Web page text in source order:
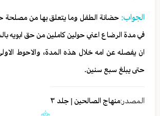
الجواب: حضانة الطفل وما يتعلق بها من مصلحة
في مدة الرضاع اعني حولين كاملين من حق ابويه
ان يفصله عن امه خلال هذه المدة، والاحوط
حتى يبلغ سبع سنين.
المصدر:منهاج الصالحين | جلد ٣